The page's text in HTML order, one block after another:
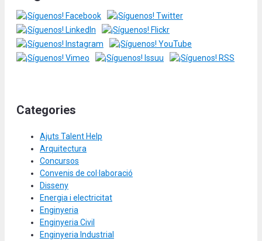
Categories
Ajuts Talent Help
Arquitectura
Concursos
Convenis de col·laboració
Disseny
Energia i electricitat
Enginyeria
Enginyeria Civil
Enginyeria Industrial